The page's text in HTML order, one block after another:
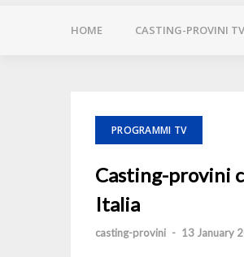
HOME CASTING-PROVINI TV
PROGRAMMI TV
Casting-provini
Italia
casting-provini - 13 January